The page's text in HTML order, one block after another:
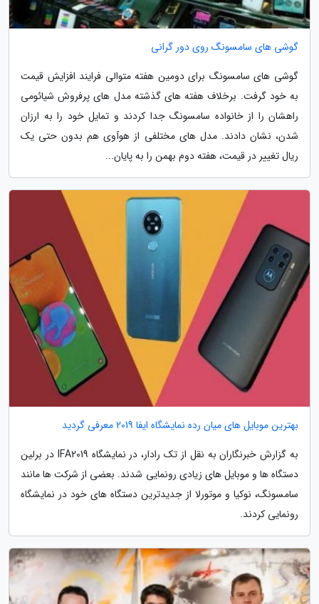
گوشی های سامسونگ روی دور گرانی
گوشی های سامسونگ برای دومین هفته متوالی فرایند افزایش قیمت
به خود گرفت. برخلاف هفته های گذشته مدل های پرفروش شیائومی
راهشان را از خانواده سامسونگ جدا کردند و تمایل خود را به ارزان
شدن، نشان دادند. مدل های مختلفی از هوآوی هم بدون حتی یک
ریال تغییر در قیمت، هفته دوم بهمن را به پایان...
بهترین موبایل های میان رده نمایشگاه ایفا 2019 معرفی گردید
به گزارش خبرنگاران به نقل از تک رادار، در نمایشگاه IFA2019 در برلین
دستگاه ها و موبایل های زیادی رونمایی شدند. بعضی از شرکت ها مانند
سامسونگ، نوکیا و موتورلا از جدیدترین دستگاه های خود در نمایشگاه
رونمایی کردند.